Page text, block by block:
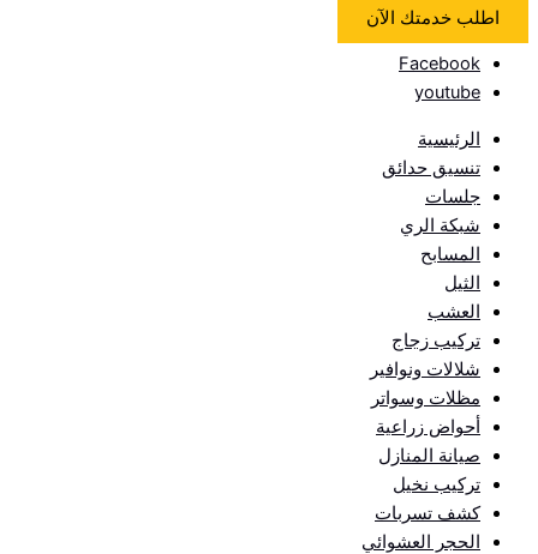
اطلب خدمتك الآن
Facebook
youtube
الرئيسية
تنسيق حدائق
جلسات
شبكة الري
المسابح
الثيل
العشب
تركيب زجاج
شلالات ونوافير
مظلات وسواتر
أحواض زراعية
صيانة المنازل
تركيب نخيل
كشف تسربات
الحجر العشوائي